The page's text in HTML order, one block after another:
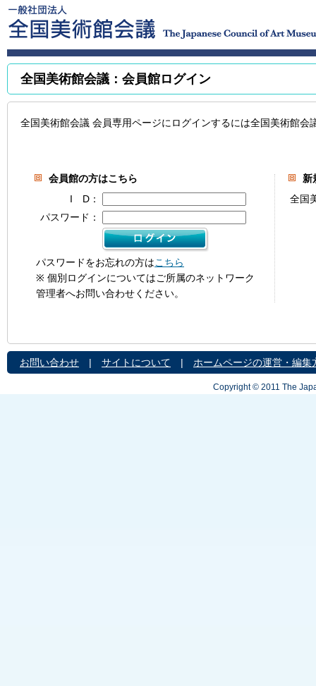
全国美術館会議：会員館ログイン
全国美術館会議 会員専用ページにログインするには全国美術館
会員館の方はこちら
I D：
パスワード：
パスワードをお忘れの方はこちら
※ 個別ログインについてはご所属のネットワーク
管理者へお問い合わせください。
新
全国
お問い合わせ | サイトについて | ホームページの運営・編集
Copyright © 2011 The